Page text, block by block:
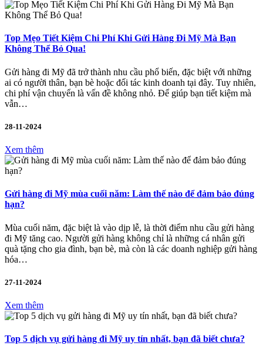
Top Mẹo Tiết Kiệm Chi Phí Khi Gửi Hàng Đi Mỹ Mà Bạn
Không Thể Bỏ Qua!
Gửi hàng đi Mỹ đã trở thành nhu cầu phổ biến, đặc biệt với những
ai có người thân, bạn bè hoặc đối tác kinh doanh tại đây. Tuy nhiên,
chi phí vận chuyển là vấn đề không nhỏ. Để giúp bạn tiết kiệm mà
vẫn…
28-11-2024
Xem thêm
Gửi hàng đi Mỹ mùa cuối năm: Làm thế nào để đảm bảo đúng
hạn?
Mùa cuối năm, đặc biệt là vào dịp lễ, là thời điểm nhu cầu gửi hàng
đi Mỹ tăng cao. Người gửi hàng không chỉ là những cá nhân gửi
quà tặng cho gia đình, bạn bè, mà còn là các doanh nghiệp gửi hàng
hóa…
27-11-2024
Xem thêm
Top 5 dịch vụ gửi hàng đi Mỹ uy tín nhất, bạn đã biết chưa?